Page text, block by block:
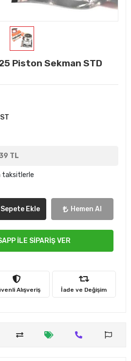
Piston Sekman STD
TL
taksitlerle
Sepete Ekle Hemen Al
İLE SİPARİŞ VER
Alışveriş İade ve Değişim